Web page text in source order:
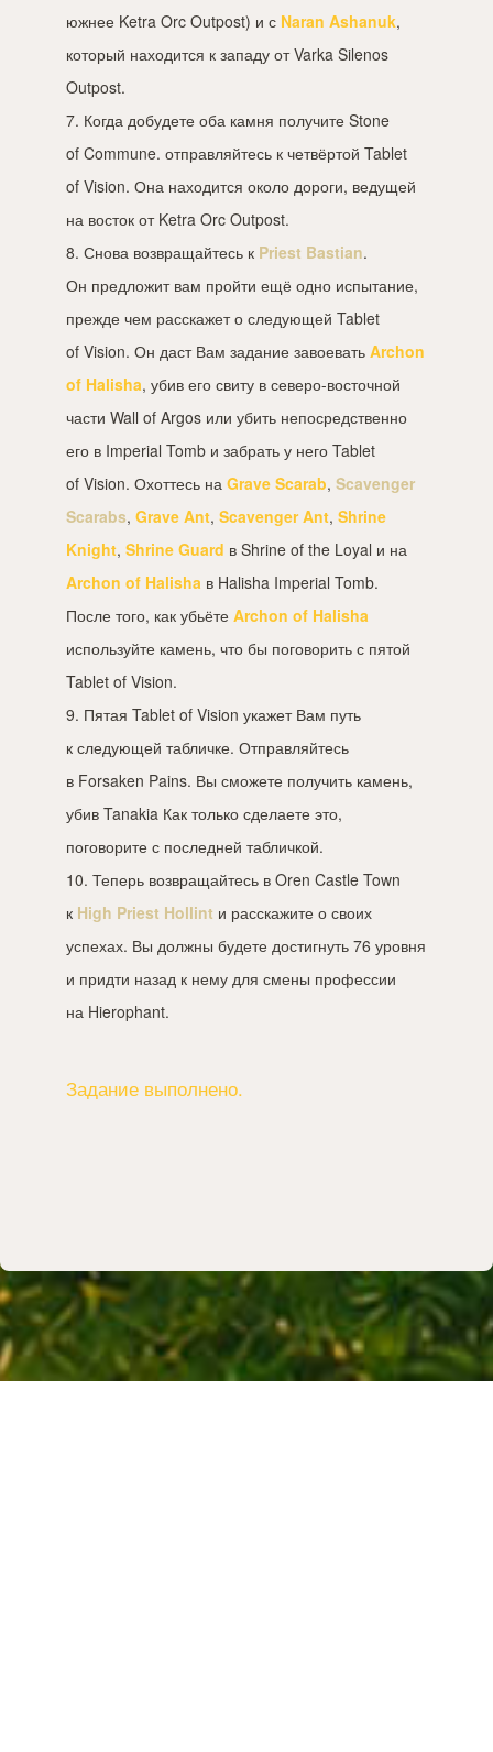
южнее Ketra Orc Outpost) и с Naran Ashanuk,
который находится к западу от Varka Silenos
Outpost.
7. Когда добудете оба камня получите Stone
of Commune. отправляйтесь к четвёртой Tablet
of Vision. Она находится около дороги, ведущей
на восток от Ketra Orc Outpost.
8. Снова возвращайтесь к Priest Bastian.
Он предложит вам пройти ещё одно испытание,
прежде чем расскажет о следующей Tablet
of Vision. Он даст Вам задание завоевать Archon
of Halisha, убив его свиту в северо-восточной
части Wall of Argos или убить непосредственно
его в Imperial Tomb и забрать у него Tablet
of Vision. Охоттесь на Grave Scarab, Scavenger
Scarabs, Grave Ant, Scavenger Ant, Shrine
Knight, Shrine Guard в Shrine of the Loyal и на
Archon of Halisha в Halisha Imperial Tomb.
После того, как убьёте Archon of Halisha
используйте камень, что бы поговорить с пятой
Tablet of Vision.
9. Пятая Tablet of Vision укажет Вам путь
к следующей табличке. Отправляйтесь
в Forsaken Pains. Вы сможете получить камень,
убив Tanakia Как только сделаете это,
поговорите с последней табличкой.
10. Теперь возвращайтесь в Oren Castle Town
к High Priest Hollint и расскажите о своих
успехах. Вы должны будете достигнуть 76 уровня
и придти назад к нему для смены профессии
на Hierophant.
Задание выполнено.